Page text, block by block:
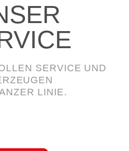
SERVICE UND
LINIE.